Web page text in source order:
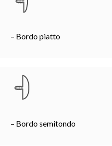
– Bordo piatto
– Bordo semitondo